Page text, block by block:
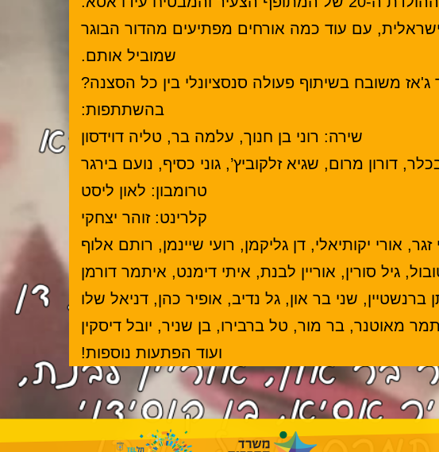
עם עוד כמה אורחים מפתיעים מהדור הבוגר
שמוביל אותם.
משובח בשיתוף פעולה סנסציונלי בין כל הסצנה?
בהשתתפות:
שירה: רוני בן חנוך, עלמה בר, טליה דוידסון
דורון מרום, שגיא זלקוביץ’, גוני כסיף, נועם בירגר
טרומבון: לאון ליסט
קלרינט: זוהר יצחקי
זגר, אורי יקותיאלי, דן גליקמן, רועי שיינמן, רותם אלוף
גיל סורין, אוריין לבנת, איתי דימנט, איתמר דורמן
שני בר און, גל נדיב, אופיר כהן, דניאל שלו
מאוטנר, בר מור, טל ברבירו, בן שניר, יובל דיסקין
ועוד הפתעות נוספות!